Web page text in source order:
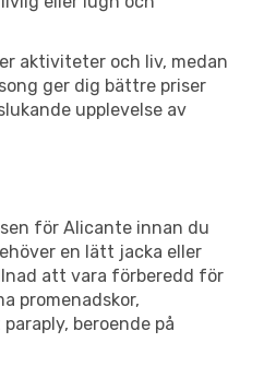
aktiviteter och liv, medan
ger dig bättre priser
upplevelse av
för Alicante innan du
en lätt jacka eller
att vara förberedd för
promenadskor,
beroende på